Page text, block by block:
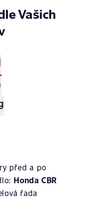
Vašich
před a po
Honda CBR
řada